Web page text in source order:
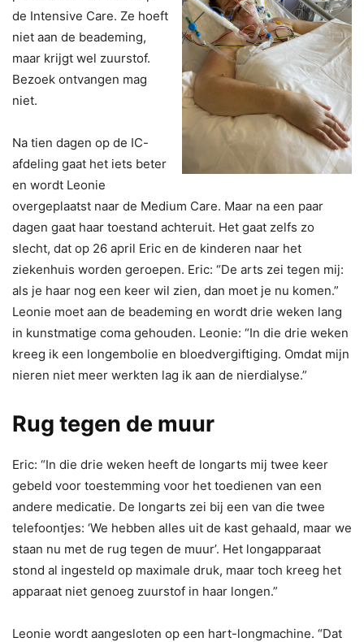
de Intensive Care. Ze hoeft
niet aan de beademing,
maar krijgt wel zuurstof.
Bezoek ontvangen mag
niet.
Na tien dagen op de IC-
afdeling gaat het iets beter
en wordt Leonie
overgeplaatst naar de Medium Care. Maar na een paar
dagen gaat haar toestand achteruit. Het gaat zelfs zo
slecht, dat op 26 april Eric en de kinderen naar het
ziekenhuis worden geroepen. Eric: “De arts zei tegen mij:
als je haar nog een keer wil zien, dan moet je nu komen.”
Leonie moet aan de beademing en wordt drie weken lang
in kunstmatige coma gehouden. Leonie: “In die drie weken
kreeg ik een longembolie en bloedvergiftiging. Omdat mijn
nieren niet meer werkten lag ik aan de nierdialyse.”
Rug tegen de muur
Eric: “In die drie weken heeft de longarts mij twee keer
gebeld voor toestemming voor het toedienen van een
andere medicatie. De longarts zei bij een van die twee
telefoontjes: ‘We hebben alles uit de kast gehaald, maar we
staan nu met de rug tegen de muur’. Het longapparaat
stond al ingesteld op maximale druk, maar toch kreeg het
apparaat niet genoeg zuurstof in haar longen.”
Leonie wordt aangesloten op een hart-longmachine. “Dat